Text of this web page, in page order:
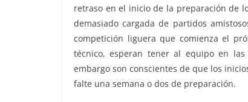
retraso en el inicio de la preparación de
demasiado cargada de partidos
competición liguera que comienza el
técnico, esperan tener al equipo en
embargo son conscientes de que los
falte una semana o dos de preparación.